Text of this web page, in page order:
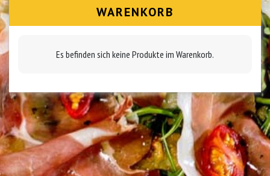
WARENKORB
Es befinden sich keine Produkte im Warenkorb.